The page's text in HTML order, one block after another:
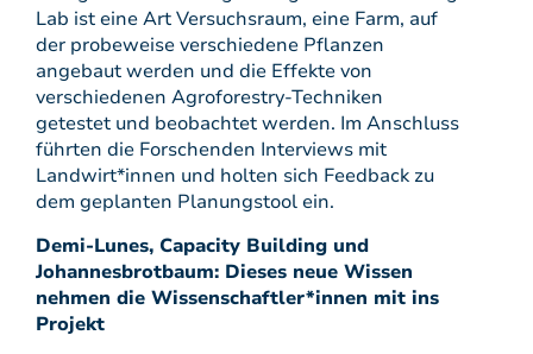
Lab ist eine Art Versuchsraum, eine Farm, auf
der probeweise verschiedene Pflanzen
angebaut werden und die Effekte von
verschiedenen Agroforestry-Techniken
getestet und beobachtet werden. Im Anschluss
führten die Forschenden Interviews mit
Landwirt*innen und holten sich Feedback zu
dem geplanten Planungstool ein.
Demi-Lunes, Capacity Building und
Johannesbrotbaum: Dieses neue Wissen
nehmen die Wissenschaftler*innen mit ins
Projekt